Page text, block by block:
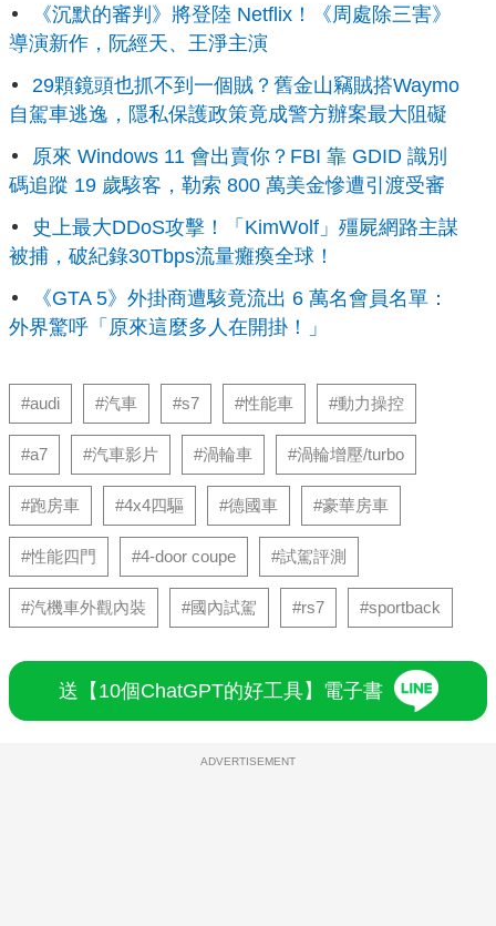
《沉默的審判》將登陸 Netflix！《周處除三害》
導演新作，阮經天、王淨主演
29顆鏡頭也抓不到一個賊？舊金山竊賊搭Waymo
自駕車逃逸，隱私保護政策竟成警方辦案最大阻礙
原來 Windows 11 會出賣你？FBI 靠 GDID 識別
碼追蹤 19 歲駭客，勒索 800 萬美金慘遭引渡受審
史上最大DDoS攻擊！「KimWolf」殭屍網路主謀
被捕，破紀錄30Tbps流量癱瘓全球！
《GTA 5》外掛商遭駭竟流出 6 萬名會員名單：
外界驚呼「原來這麼多人在開掛！」
#audi #汽車 #s7 #性能車 #動力操控
#a7 #汽車影片 #渦輪車 #渦輪增壓/turbo
#跑房車 #4x4四驅 #德國車 #豪華房車
#性能四門 #4-door coupe #試駕評測
#汽機車外觀內裝 #國內試駕 #rs7 #sportback
送【10個ChatGPT的好工具】電子書
ADVERTISEMENT